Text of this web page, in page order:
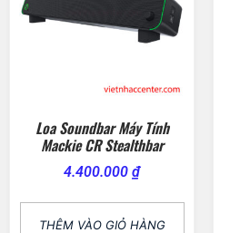
Loa Soundbar Máy Tính
Mackie CR Stealthbar
4.400.000 ₫
THÊM VÀO GIỎ HÀNG